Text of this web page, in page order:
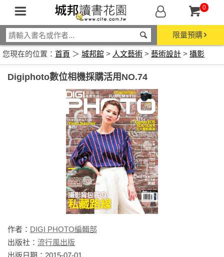
0
限量預購
您現在的位置： 首頁 ＞ 城邦館 > 人文藝術 > 藝術設計 > 攝影
Digiphoto數位相機採購活用NO.74
作者： DIGI PHOTO編輯部
出版社： 流行風出版
出版日期：2015-07-01